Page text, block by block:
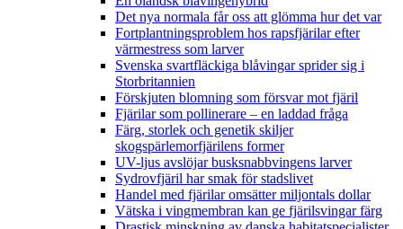
Det nya normala får oss att glömma hur det var
Fortplantningsproblem hos rapsfjärilar efter
värmestress som larver
Svenska svartfläckiga blåvingar sprider sig i
Storbritannien
Förskjuten blomning som försvar mot fjäril
Fjärilar som pollinerare – en laddad fråga
Färg, storlek och genetik skiljer
skogspärlemorfjärilens former
UV-ljus avslöjar busksnabbvingens larver
Sydrovfjäril har smak för stadslivet
Handel med fjärilar omsätter miljontals dollar
Vätska i vingmembran kan ge fjärilsvingar färg